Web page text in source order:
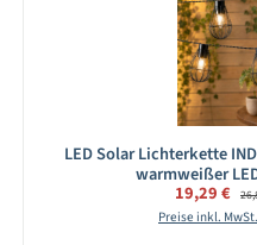
LED Solar Lichterkette
warmweißer
19,29 €
Preise inkl.